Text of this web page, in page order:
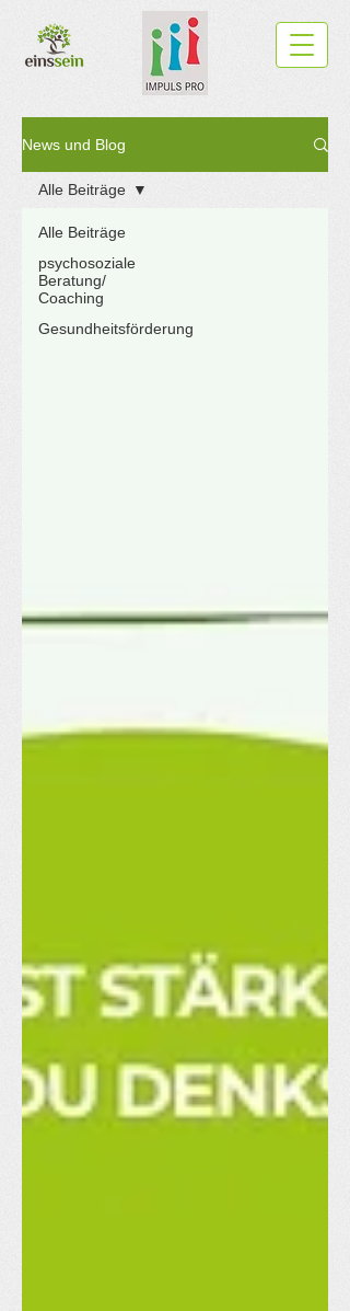
News und Blog
Alle Beiträge
psychosoziale
Beratung/
Coaching
Gesundheitsförderung
Alle Beiträge